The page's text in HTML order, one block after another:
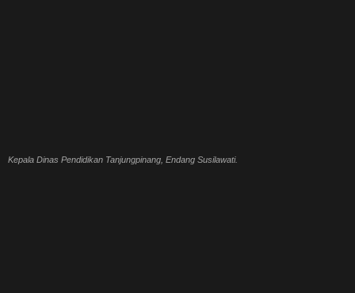
Kepala Dinas Pendidikan Tanjungpinang, Endang Susilawati.